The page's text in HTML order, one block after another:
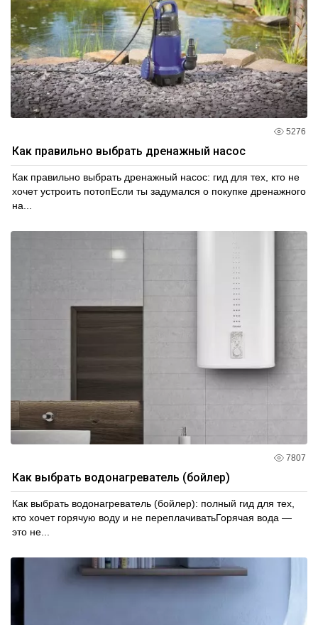
5276
Как правильно выбрать дренажный насос
Как правильно выбрать дренажный насос: гид для тех, кто не
хочет устроить потопЕсли ты задумался о покупке дренажного
на...
7807
Как выбрать водонагреватель (бойлер)
Как выбрать водонагреватель (бойлер): полный гид для тех,
кто хочет горячую воду и не переплачиватьГорячая вода —
это не...